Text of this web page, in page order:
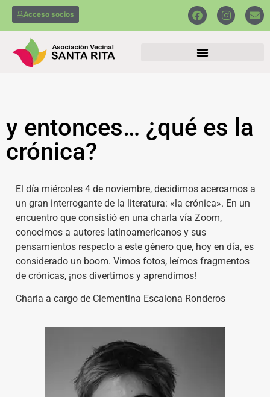
Acceso socios
y entonces… ¿qué es la
crónica?
El día miércoles 4 de noviembre, decidimos acercarnos a
un gran interrogante de la literatura: «la crónica». En un
encuentro que consistió en una charla vía Zoom,
conocimos a autores latinoamericanos y sus
pensamientos respecto a este género que, hoy en día, es
considerado un boom. Vimos fotos, leímos fragmentos
de crónicas, ¡nos divertimos y aprendimos!
Charla a cargo de Clementina Escalona Ronderos